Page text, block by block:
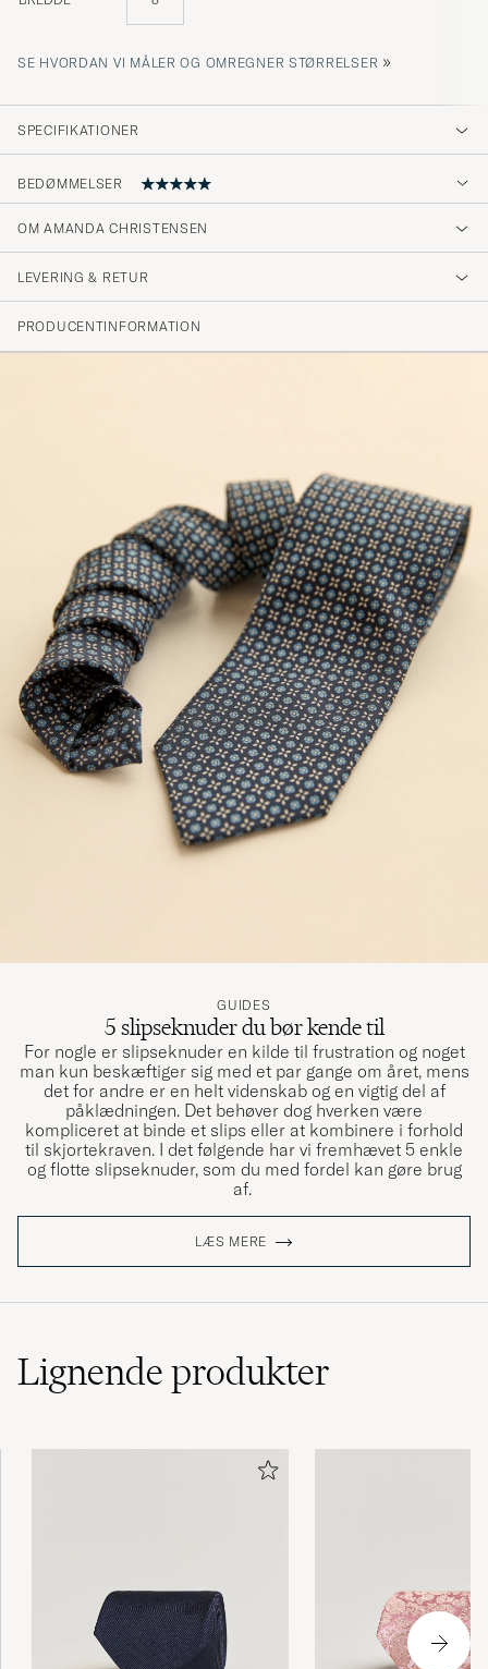
SE HVORDAN VI MÅLER OG OMREGNER STØRRELSER »
SPECIFIKATIONER
BEDØMMELSER
Op tijd. Kwaliteit. Zoals omschreven TOP
GERRIT N
OM AMANDA CHRISTENSEN
LEVERING & RETUR
PRODUCENTINFORMATION
GUIDES
5 slipseknuder du bør kende til
For nogle er slipseknuder en kilde til frustration og noget
man kun beskæftiger sig med et par gange om året, mens
det for andre er en helt videnskab og en vigtig del af
påklædningen. Det behøver dog hverken være
kompliceret at binde et slips eller at kombinere i forhold
til skjortekraven. I det følgende har vi fremhævet 5 enkle
og flotte slipseknuder, som du med fordel kan gøre brug
af.
LÆS MERE
Lignendeprodukter